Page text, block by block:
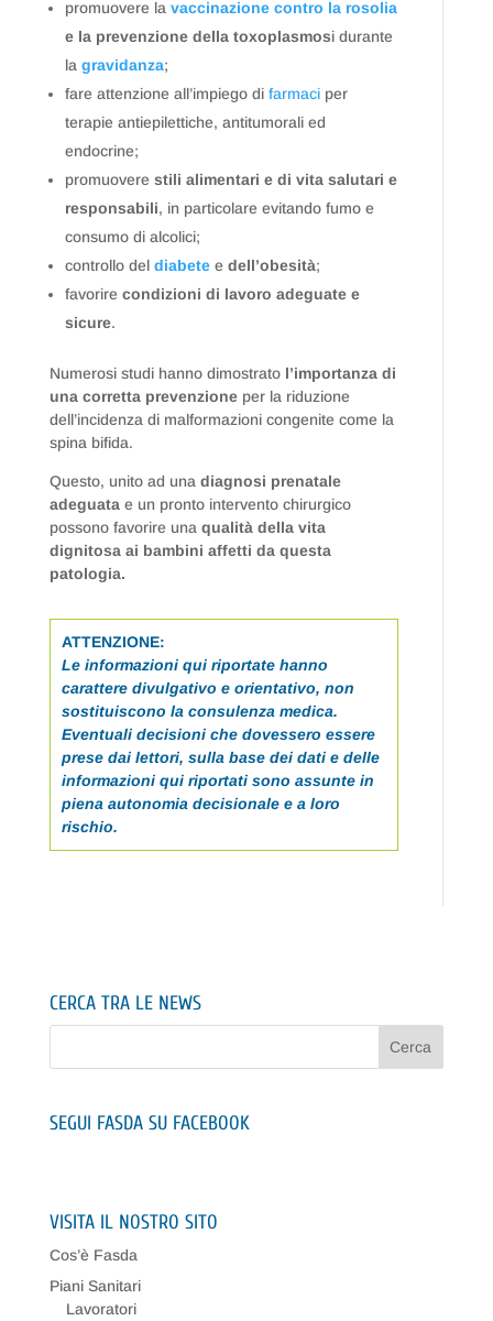
promuovere la vaccinazione contro la rosolia
e la prevenzione della toxoplasmosi durante
la gravidanza;
fare attenzione all’impiego di farmaciper
terapie antiepilettiche, antitumorali ed
endocrine;
promuovere stili alimentari e di vita salutari e
responsabili, in particolare evitando fumo e
consumo di alcolici;
controllo del diabetee dell’obesità;
favorire condizioni di lavoro adeguate e
sicure.
Numerosi studi hanno dimostrato l’importanza di
una corretta prevenzioneper la riduzione
dell’incidenza di malformazioni congenite come la
spina bifida.
Questo, unito ad una diagnosi prenatale
adeguata e un pronto intervento chirurgico
possono favorire una qualità della vita
dignitosa ai bambini affetti da questa
patologia.
ATTENZIONE:
Le informazioni qui riportate hanno
carattere divulgativo e orientativo, non
sostituiscono la consulenza medica.
Eventuali decisioni che dovessero essere
prese dai lettori, sulla base dei dati e delle
informazioni qui riportati sono assunte in
piena autonomia decisionale e a loro
rischio.
CERCA TRA LE NEWS
SEGUI FASDA SU FACEBOOK
VISITA IL NOSTRO SITO
Cos’è Fasda
Piani Sanitari
Lavoratori